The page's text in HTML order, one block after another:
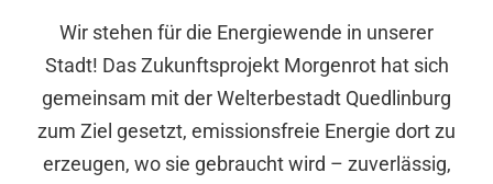
Wir stehen für die Energiewende in unserer
Stadt! Das Zukunftsprojekt Morgenrot hat sich
gemeinsam mit der Welterbestadt Quedlinburg
zum Ziel gesetzt, emissionsfreie Energie dort zu
erzeugen, wo sie gebraucht wird – zuverlässig,